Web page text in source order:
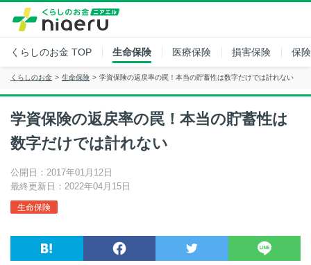
くらしのお金 TOP 生命保険 医療保険 損害保険 保
くらしのお金 生命保険 学資保険の返戻率の罠！本当の貯蓄性は数字だけでは計れない
学資保険の返戻率の罠！本当の貯蓄性は
数字だけでは計れない
公開日：2017年01月12日
最終更新日：2022年04月15日
生命保険